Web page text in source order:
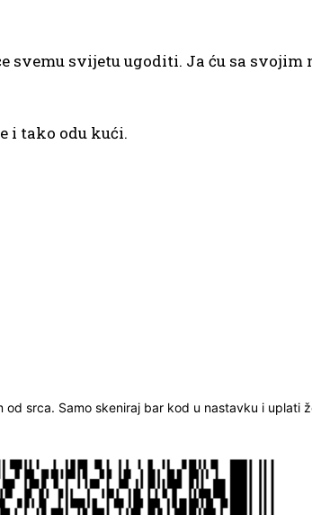
svemu svijetu ugoditi. Ja ću sa
i tako odu kući.
srca. Samo skeniraj bar kod u nastavku i uplati